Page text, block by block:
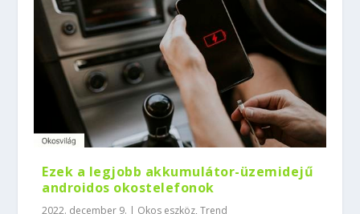
Ezek a legjobb akkumulátor-üzemidejű
androidos okostelefonok
2022. december 9. | Okos eszköz,Trend